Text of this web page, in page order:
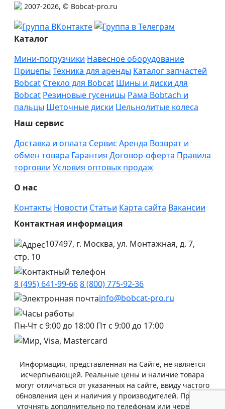
2007-2026, © Bobcat-pro.ru
Каталог
Мини-погрузчики Навесное оборудование
Прицепы Техника для аренды Каталог запчастей
Bobcat Стекло для Bobcat Шины и диски для
Bobcat Резиновые гусеницы Рама Bobtach и
пальцы Щеточные диски Цельнолитые колеса
Наш сервис
Доставка и оплата Сервис Аренда Возврат и
обмен товара Гарантия Договор-оферта Правила
торговли Условия оптовых продаж
О нас
Контакты Новости Статьи Карта сайта Вакансии
Контактная информация
107497, г. Москва, ул. Монтажная, д. 7,
стр. 10
8 (495) 641-99-668 (800) 775-92-36
info@bobcat-pro.ru
Пн-Чт с 9:00 до 18:00 Пт с 9:00 до 17:00
Информация, представленная на Сайте, не является
исчерпывающей. Реальные цены и наличие товара
могут отличаться от указанных на сайте, ввиду частого
обновления цен и наличия у производителей. Просьба
уточнять дополнительно по телефонам или через чат.